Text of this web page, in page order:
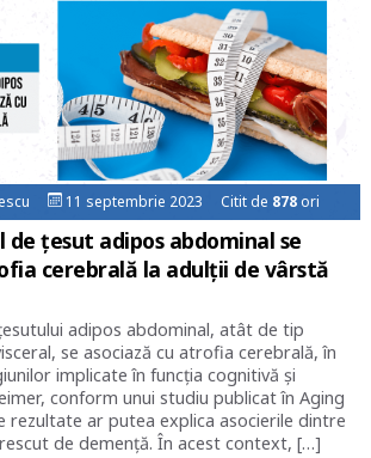
11 septembrie 2023 Citit de 878 ori
de țesut adipos abdominal se
cerebrală la adulții de vârstă
adipos abdominal, atât de tip
se asociază cu atrofia cerebrală, în
implicate în funcția cognitivă și
conform unui studiu publicat în Aging
rezultate ar putea explica asocierile dintre
de demență. În acest context, […]